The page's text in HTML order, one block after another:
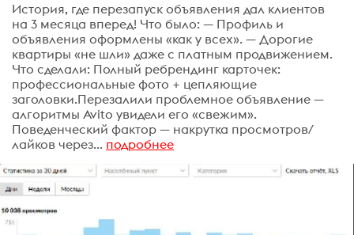
История, где перезапуск объявления дал клиентов
на 3 месяца вперед! Что было: — Профиль и
объявления оформлены «как у всех». — Дорогие
квартиры «не шли» даже с платным продвижением.
Что сделали: Полный ребрендинг карточек:
профессиональные фото + цепляющие
заголовки.Перезалили проблемное объявление —
алгоритмы Avito увидели его «свежим».
Поведенческий фактор — накрутка просмотров/
лайков через... подробнее